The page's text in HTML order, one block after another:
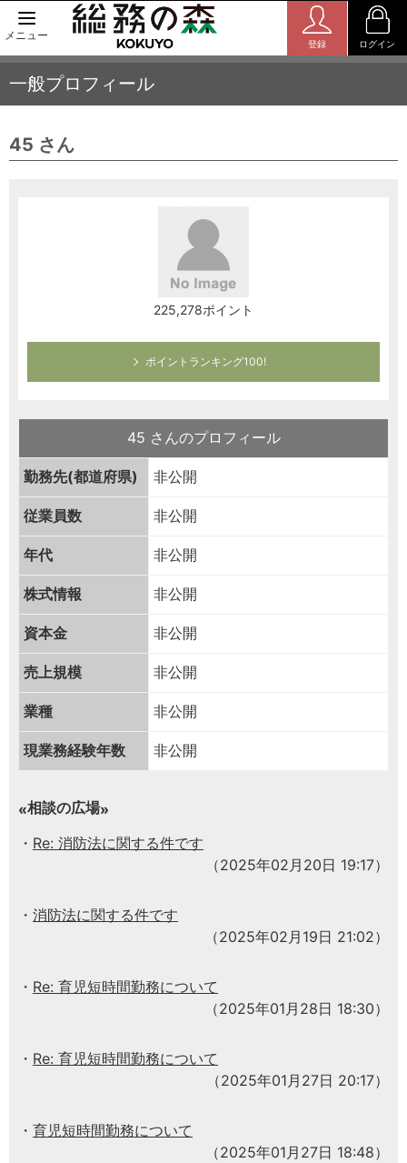
メニュー
登録 ログイン
一般プロフィール
45 さん
225,278ポイント
ポイントランキング100!
45 さんのプロフィール
勤務先(都道府県) 非公開
従業員数 非公開
年代 非公開
株式情報 非公開
資本金 非公開
売上規模 非公開
業種 非公開
現業務経験年数 非公開
相談の広場
Re: 消防法に関する件です
（2025年02月20日 19:17）
消防法に関する件です
（2025年02月19日 21:02）
Re: 育児短時間勤務について
（2025年01月28日 18:30）
Re: 育児短時間勤務について
（2025年01月27日 20:17）
育児短時間勤務について
（2025年01月27日 18:48）